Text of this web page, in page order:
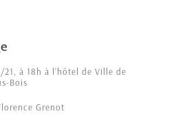
21, à 18h à l’hôtel de Ville de
Bois
Grenot